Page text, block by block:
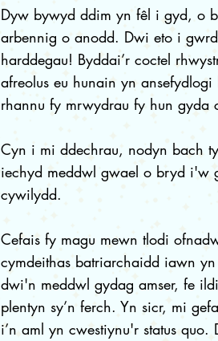
Dyw bywyd ddim yn fêl i gyd, o
arbennig o anodd. Dwi eto i
harddegau! Byddai’r coctel
afreolus eu hunain yn
rhannu fy mrwydrau fy hun gyda
Cyn i mi ddechrau, nodyn bach
iechyd meddwl gwael o bryd i'w
cywilydd.
Cefais fy magu mewn tlodi
cymdeithas batriarchaidd iawn
dwi'n meddwl gydag amser, fe
plentyn sy’n ferch. Yn sicr, mi
i’n aml yn cwestiynu'r status